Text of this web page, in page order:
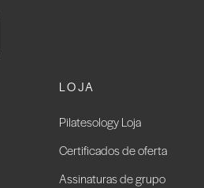
LOJA
Pilatesology Loja
Certificados de oferta
Assinaturas de grupo